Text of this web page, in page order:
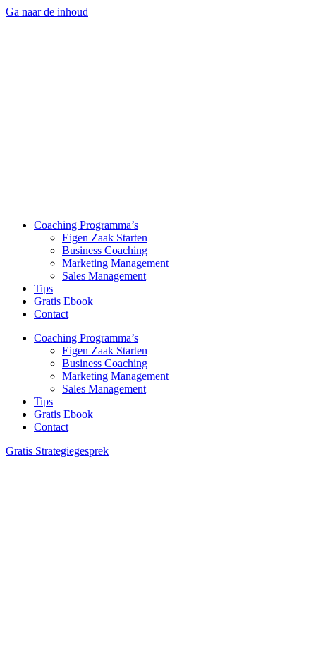
Ga naar de inhoud
Coaching Programma’s
Eigen Zaak Starten
Business Coaching
Marketing Management
Sales Management
Tips
Gratis Ebook
Contact
Coaching Programma’s
Eigen Zaak Starten
Business Coaching
Marketing Management
Sales Management
Tips
Gratis Ebook
Contact
Gratis Strategiegesprek